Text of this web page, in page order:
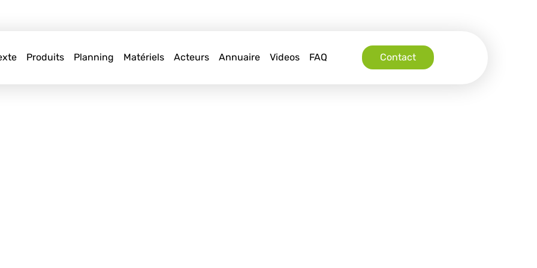
Produits Planning Matériels Acteurs Annuaire Videos FAQ Contact